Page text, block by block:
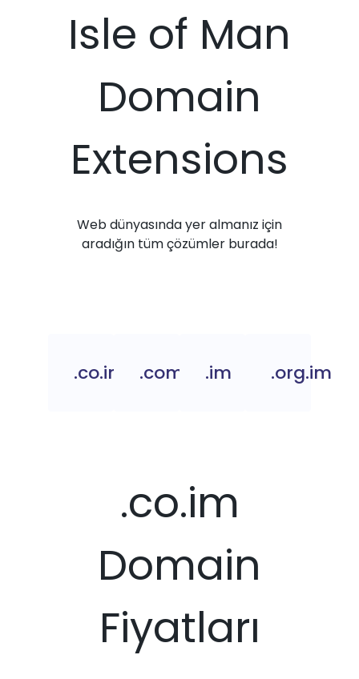
Isle of Man
Domain
Extensions
Web dünyasında yer almanız için
aradığın tüm çözümler burada!
.co.im .com.im.im .org.im
.co.im
Domain
Fiyatları